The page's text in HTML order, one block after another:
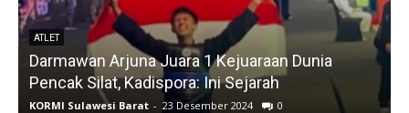
ATLET
Darmawan Arjuna Juara 1 Kejuaraan Dunia
Pencak Silat, Kadispora: Ini Sejarah
KORMI Sulawesi Barat - 23 Desember 2024 0